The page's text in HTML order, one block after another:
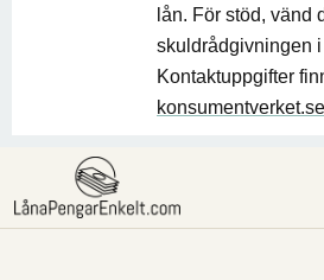
lån. För stöd, vänd
skuldrådgivningen
Kontaktuppgifter
konsumentverket.se